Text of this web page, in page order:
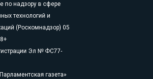
по надзору в сфере
технологий и
(Роскомнадзор) 05
Эл № ФС77-
газета»